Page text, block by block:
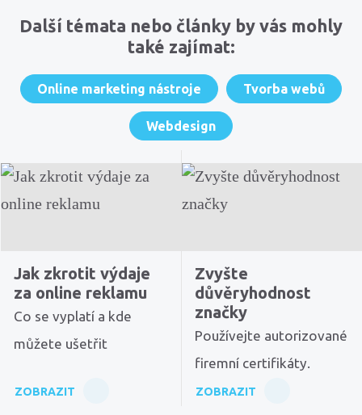
Další témata nebo články by vás mohly
také zajímat:
Online marketing nástroje Tvorba webů
Webdesign
Jak zkrotit výdaje
za online reklamu
Co se vyplatí a kde
můžete ušetřit
ZOBRAZIT
Zvyšte
důvěryhodnost
značky
Používejte autorizované
firemní certifikáty.
ZOBRAZIT